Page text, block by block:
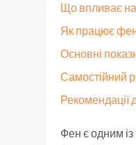
Що впливає
Як працює
Основні
Самостійний
Рекомендації
Фен є одним